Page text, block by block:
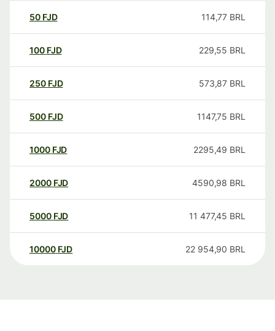
50 FJD 114,77 BRL
100 FJD 229,55 BRL
250 FJD 573,87 BRL
500 FJD 1147,75 BRL
1000 FJD 2295,49 BRL
2000 FJD 4590,98 BRL
5000 FJD 11 477,45 BRL
10000 FJD 22 954,90 BRL